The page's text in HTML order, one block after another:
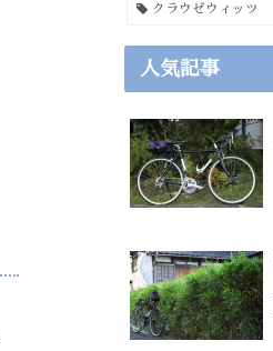
クラウゼウィッツ
人気記事